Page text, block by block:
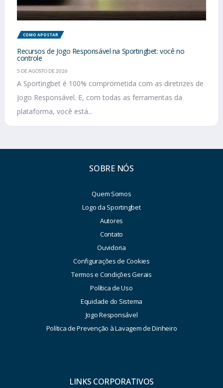
COMO APOSTAR
Recursos de Jogo Responsável na Sportingbet: você no
controle
5 DE AGOSTO DE 2026
A Sportingbet é 100% comprometida com as diretrizes de
Jogo Responsável. E, com todas as ferramentas da
plataforma, você está...
SOBRE NÓS
Quem Somos
Logo da Sportingbet
Autores
Contato
Ouvidoria
Configurações de Cookies
Termos e Condições Gerais
Política de Uso
Equidade do Sistema
Jogo Responsável
Política de Prevenção à Lavagem de Dinheiro
LINKS CORPORATIVOS